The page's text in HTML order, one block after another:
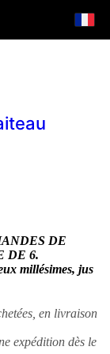
DE
DE 6.
millésimes, jus
en livraison
expédition dès le